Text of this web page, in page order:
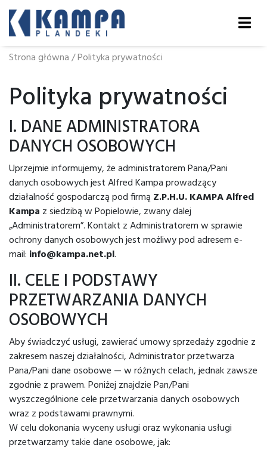
Strona główna/Polityka prywatności
Polityka prywatności
I. DANE ADMINISTRATORA
DANYCH OSOBOWYCH
Uprzejmie informujemy, że administratorem Pana/Pani
danych osobowych jest Alfred Kampa prowadzący
działalność gospodarczą pod firmą Z.P.H.U. KAMPA Alfred
Kampa z siedzibą w Popielowie, zwany dalej
„Administratorem”. Kontakt z Administratorem w sprawie
ochrony danych osobowych jest możliwy pod adresem e-
mail: info@kampa.net.pl.
II. CELE I PODSTAWY
PRZETWARZANIA DANYCH
OSOBOWYCH
Aby świadczyć usługi, zawierać umowy sprzedaży zgodnie z
zakresem naszej działalności, Administrator przetwarza
Pana/Pani dane osobowe — w różnych celach, jednak zawsze
zgodnie z prawem. Poniżej znajdzie Pan/Pani
wyszczególnione cele przetwarzania danych osobowych
wraz z podstawami prawnymi.
W celu dokonania wyceny usługi oraz wykonania usługi
przetwarzamy takie dane osobowe, jak: